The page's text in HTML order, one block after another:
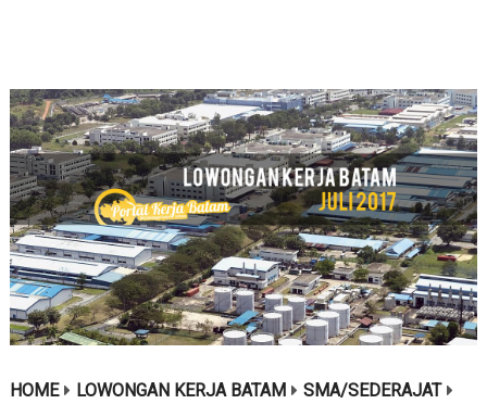
HOME LOWONGAN KERJA BATAM
SMA/SEDERAJAT